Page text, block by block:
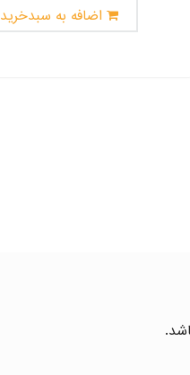
اضافه به سبدخرید